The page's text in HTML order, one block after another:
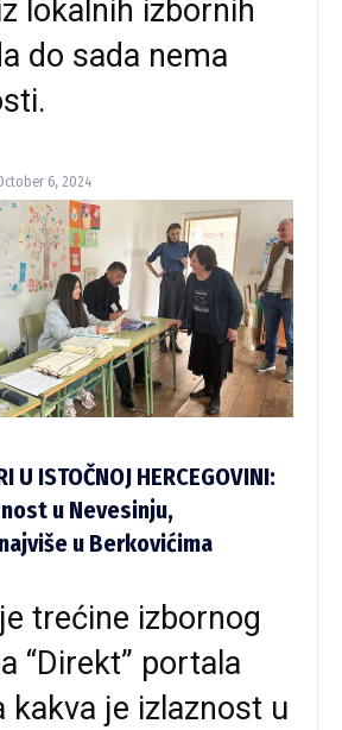
lokalnih izbornih
do sada nema
6, 2024
U ISTOČNOJ HERCEGOVINI:
u Nevesinju,
u Berkovićima
trećine izbornog
“Direkt” portala
kakva je izlaznost u